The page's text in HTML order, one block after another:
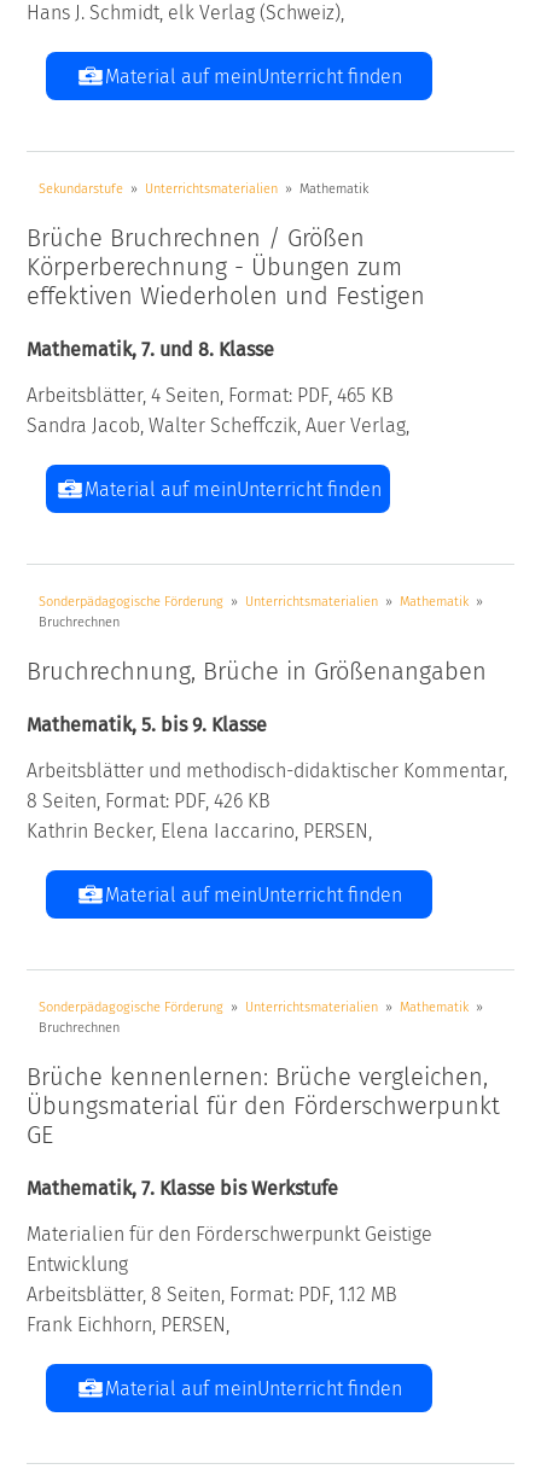
Hans J. Schmidt, elk Verlag (Schweiz),
Material auf meinUnterricht finden
Sekundarstufe Unterrichtsmaterialien Mathematik
Brüche Bruchrechnen / Größen
Körperberechnung - Übungen zum
effektiven Wiederholen und Festigen
Mathematik, 7. und 8. Klasse
Arbeitsblätter, 4 Seiten, Format: PDF, 465 KB
Sandra Jacob, Walter Scheffczik, Auer Verlag,
Material auf meinUnterricht finden
Sonderpädagogische Förderung Unterrichtsmaterialien
Mathematik
Bruchrechnen
Bruchrechnung, Brüche in Größenangaben
Mathematik, 5. bis 9. Klasse
Arbeitsblätter und methodisch-didaktischer Kommentar,
8 Seiten, Format: PDF, 426 KB
Kathrin Becker, Elena Iaccarino, PERSEN,
Material auf meinUnterricht finden
Sonderpädagogische Förderung Unterrichtsmaterialien
Mathematik
Bruchrechnen
Brüche kennenlernen: Brüche vergleichen,
Übungsmaterial für den Förderschwerpunkt
GE
Mathematik, 7. Klasse bis Werkstufe
Materialien für den Förderschwerpunkt Geistige
Entwicklung
Arbeitsblätter, 8 Seiten, Format: PDF, 1.12 MB
Frank Eichhorn, PERSEN,
Material auf meinUnterricht finden